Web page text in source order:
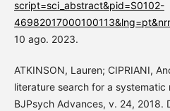
script=sci_abstract&pid=S0102-
10 ago. 2023.
ATKINSON, Lauren; CIPRIANI,
literature search for a
BJPsych Advances, v. 24, 2018.